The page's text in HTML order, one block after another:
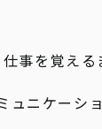
仕事を覚える
ュニケーシ